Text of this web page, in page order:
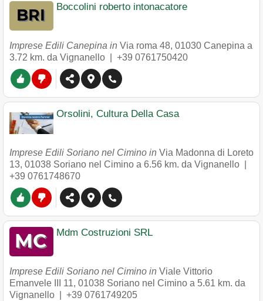
Boccolini roberto intonacatore
Imprese Edili Canepina in Via roma 48, 01030 Canepina a
3.72 km. da Vignanello | +39 0761750420
Orsolini, Cultura Della Casa
Imprese Edili Soriano nel Cimino in Via Madonna di Loreto
13, 01038 Soriano nel Cimino a 6.56 km. da Vignanello |
+39 0761748670
Mdm Costruzioni SRL
Imprese Edili Soriano nel Cimino in Viale Vittorio
Emanvele III 11, 01038 Soriano nel Cimino a 5.61 km. da
Vignanello | +39 0761749205